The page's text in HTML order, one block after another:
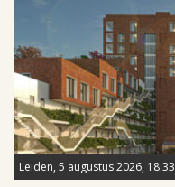
Leiden, 5 augustus 2026, 18:33